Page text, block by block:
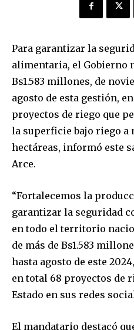
Para garantizar la
alimentaria, el Gobierno
Bs1.583 millones, de
agosto de esta gestión,
proyectos de riego que
la superficie bajo riego a
hectáreas, informó este
Arce.
“Fortalecemos la
garantizar la seguridad
en todo el territorio
de más de Bs1.583
hasta agosto de este
en total 68 proyectos de
Estado en sus redes
El mandatario destacó